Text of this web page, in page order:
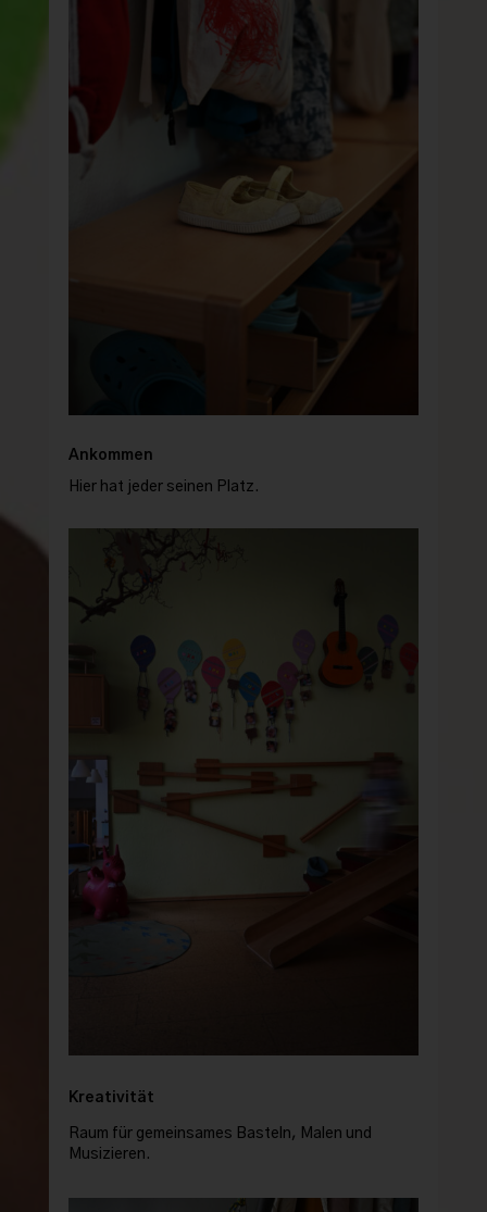
Ankommen
Hier hat jeder seinen Platz.
Kreativität
Raum für gemeinsames Basteln, Malen und
Musizieren.